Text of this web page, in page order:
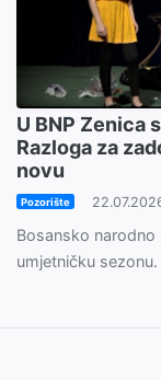
U BNP Zenica
Razloga za
novu
Pozorište
Bosansko
umjetničku